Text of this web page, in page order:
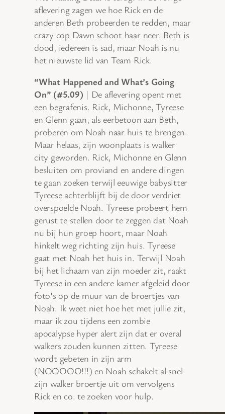
aflevering zagen we hoe Rick en de
anderen Beth probeerden te redden, maar
crazy cop Dawn schoot haar neer. Beth is
dood, iedereen is sad, maar Noah is nu
het nieuwste lid van Team Rick.
“What Happened and What’s Going
On” (#5.09) | De aflevering opent met
een begrafenis. Rick, Michonne, Tyreese
en Glenn gaan, als eerbetoon aan Beth,
proberen om Noah naar huis te brengen.
Maar helaas, zijn woonplaats is walker
city geworden. Rick, Michonne en Glenn
besluiten om proviand en andere dingen
te gaan zoeken terwijl eeuwige babysitter
Tyreese achterblijft bij de door verdriet
overspoelde Noah. Tyreese probeert hem
gerust te stellen door te zeggen dat Noah
nu bij hun groep hoort, maar Noah
hinkelt weg richting zijn huis. Tyreese
gaat met Noah het huis in. Terwijl Noah
bij het lichaam van zijn moeder zit, raakt
Tyreese in een andere kamer afgeleid door
foto’s op de muur van de broertjes van
Noah. Ik weet niet hoe het met jullie zit,
maar ik zou tijdens een zombie
apocalypse hyper alert zijn dat er overal
walkers zouden kunnen zitten. Tyreese
wordt gebeten in zijn arm
(NOOOOO!!!) en Noah schakelt al snel
zijn walker broertje uit om vervolgens
Rick en co. te zoeken voor hulp.